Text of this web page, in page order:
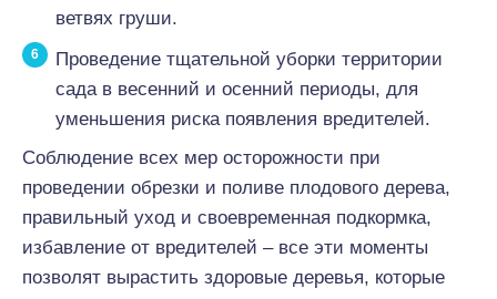
ветвях груши.
Проведение тщательной уборки территории
сада в весенний и осенний периоды, для
уменьшения риска появления вредителей.
Соблюдение всех мер осторожности при
проведении обрезки и поливе плодового дерева,
правильный уход и своевременная подкормка,
избавление от вредителей – все эти моменты
позволят вырастить здоровые деревья, которые